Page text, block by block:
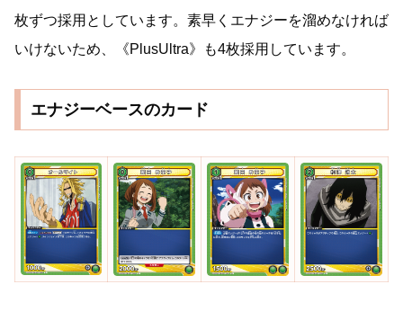
枚ずつ採用としています。素早くエナジーを溜めなければ
いけないため、《PlusUltra》も4枚採用しています。
エナジーベースのカード